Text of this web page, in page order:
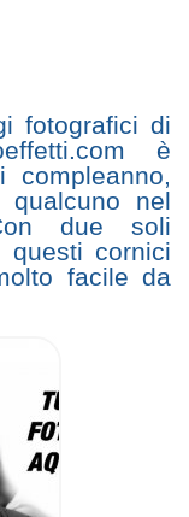
fotografici di
è
compleanno,
qualcuno nel
due soli
questi cornici
facile da